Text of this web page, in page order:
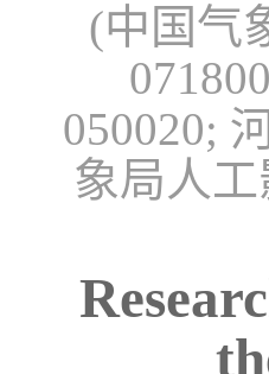
(中国气
050020;
象局人